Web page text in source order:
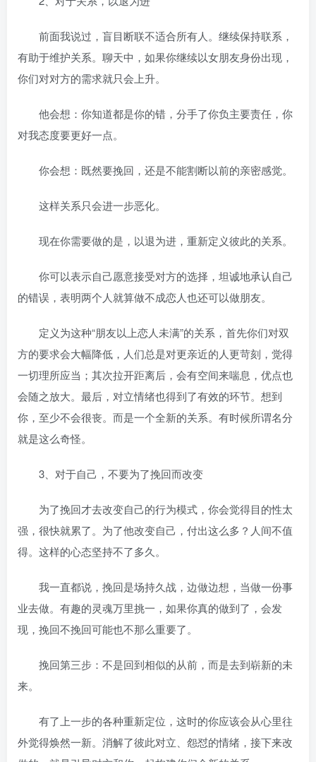
前面我说过，盲目断联不适合所有人。继续保持联系，
有助于维护关系。聊天中，如果你继续以女朋友身份出现，
你们对对方的需求就只会上升。
他会想：你知道都是你的错，分手了你负主要责任，你
对我态度要更好一点。
你会想：既然要挽回，还是不能割断以前的亲密感觉。
这样关系只会进一步恶化。
现在你需要做的是，以退为进，重新定义彼此的关系。
你可以表示自己愿意接受对方的选择，坦诚地承认自己
的错误，表明两个人就算做不成恋人也还可以做朋友。
定义为这种“朋友以上恋人未满”的关系，首先你们对双
方的要求会大幅降低，人们总是对更亲近的人更苛刻，觉得
一切理所应当；其次拉开距离后，会有空间来喘息，优点也
会随之放大。最后，对立情绪也得到了有效的环节。想到
你，至少不会很丧。而是一个全新的关系。有时候所谓名分
就是这么奇怪。
3、对于自己，不要为了挽回而改变
为了挽回才去改变自己的行为模式，你会觉得目的性太
强，很快就累了。为了他改变自己，付出这么多？人间不值
得。这样的心态坚持不了多久。
我一直都说，挽回是场持久战，边做边想，当做一份事
业去做。有趣的灵魂万里挑一，如果你真的做到了，会发
现，挽回不挽回可能也不那么重要了。
挽回第三步：不是回到相似的从前，而是去到崭新的未
来。
有了上一步的各种重新定位，这时的你应该会从心里往
外觉得焕然一新。消解了彼此对立、怨怼的情绪，接下来改